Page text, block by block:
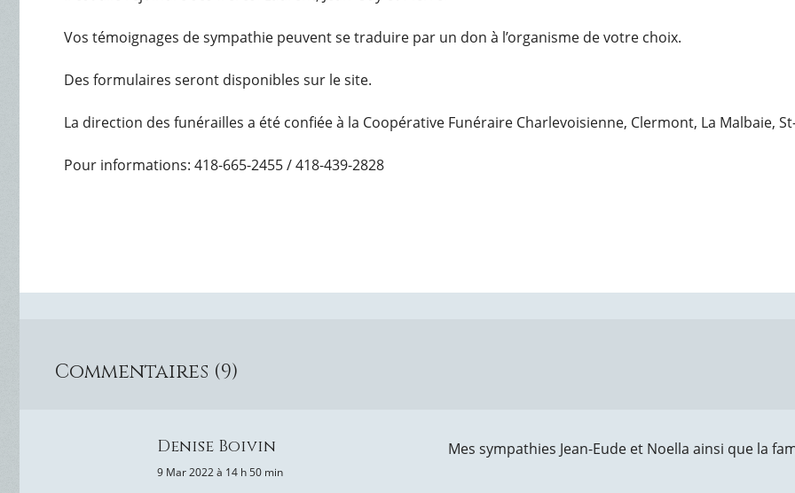
Vos témoignages de sympathie peuvent se traduire par un don à l’organisme de votre choix.
Des formulaires seront disponibles sur le site.
La direction des funérailles a été confiée à la Coopérative Funéraire Charlevoisienne, Clermont, La Malbaie,
Pour informations: 418-665-2455 / 418-439-2828
Commentaires (9)
Denise Boivin
9 Mar 2022 à 14 h 50 min
Mes sympathies Jean-Eude et Noella ainsi que la